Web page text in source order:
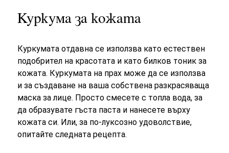
Куркума за кожата
Куркумата отдавна се използва като естествен
подобрител на красотата и като билков тоник за
кожата. Куркумата на прах може да се използва
и за създаване на ваша собствена разкрасяваща
маска за лице. Просто смесете с топла вода, за
да образувате гъста паста и нанесете върху
кожата си. Или, за по-луксозно удоволствие,
опитайте следната рецепта.